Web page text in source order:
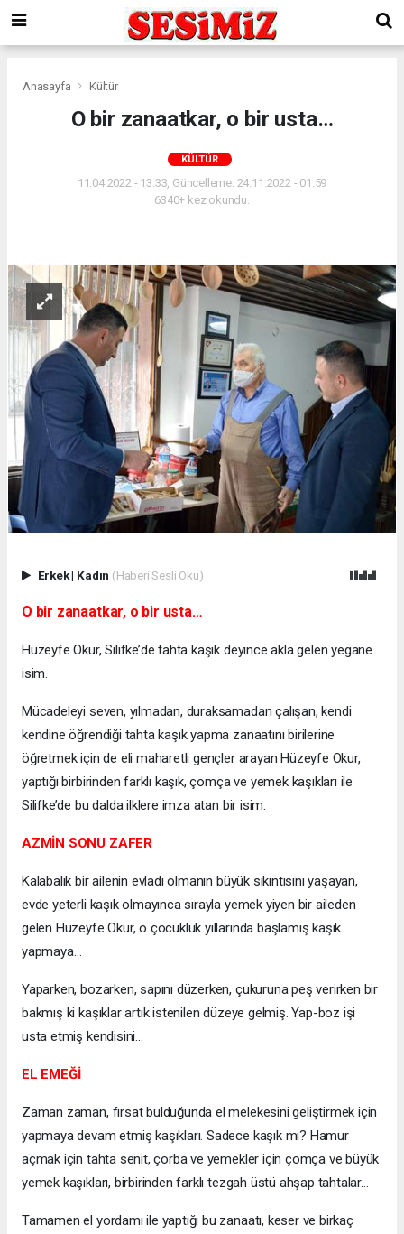
Anasayfa Kültür
O bir zanaatkar, o bir usta…
KÜLTÜR
11.04.2022 - 13:33, Güncelleme: 24.11.2022 - 01:59
6340+ kez okundu.
Erkek| Kadın (Haberi Sesli Oku)
O bir zanaatkar, o bir usta…
Hüzeyfe Okur, Silifke’de tahta kaşık deyince akla gelen yegane
isim.
Mücadeleyi seven, yılmadan, duraksamadan çalışan, kendi
kendine öğrendiği tahta kaşık yapma zanaatını birilerine
öğretmek için de eli maharetli gençler arayan Hüzeyfe Okur,
yaptığı birbirinden farklı kaşık, çomça ve yemek kaşıkları ile
Silifke’de bu dalda ilklere imza atan bir isim.
AZMİN SONU ZAFER
Kalabalık bir ailenin evladı olmanın büyük sıkıntısını yaşayan,
evde yeterli kaşık olmayınca sırayla yemek yiyen bir aileden
gelen Hüzeyfe Okur, o çocukluk yıllarında başlamış kaşık
yapmaya…
Yaparken, bozarken, sapını düzerken, çukuruna peş verirken bir
bakmış ki kaşıklar artık istenilen düzeye gelmiş. Yap-boz işi
usta etmiş kendisini…
EL EMEĞİ
Zaman zaman, fırsat bulduğunda el melekesini geliştirmek için
yapmaya devam etmiş kaşıkları. Sadece kaşık mı? Hamur
açmak için tahta senit, çorba ve yemekler için çomça ve büyük
yemek kaşıkları, birbirinden farklı tezgah üstü ahşap tahtalar…
Tamamen el yordamı ile yaptığı bu zanaatı, keser ve birkaç